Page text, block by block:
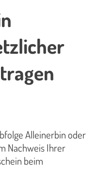
Alleinerbin oder
Nachweis Ihrer
beim